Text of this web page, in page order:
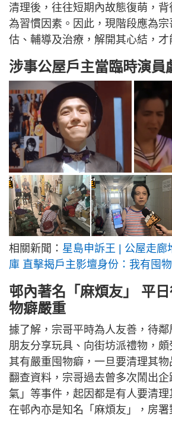
清理後，往往短期內故態復萌，
為習慣因素。因此，現階段應為
估、輔導及治療，解開其心結，才
涉事公屋戶主當臨時演員
相關新聞： 星島申訴王 | 公屋走廊
庫 直擊揭戶主影壇身份：我有囤
邨內著名「麻煩友」 平
物癖嚴重
據了解，宗哥平時為人友善，待
朋友分享玩具、向街坊派禮物，
其有嚴重囤物癖，一旦要清理其物
翻查資料，宗哥過去曾多次鬧出
氣」等事件，起因都是有人要清
在邨內亦是知名「麻煩友」，房署